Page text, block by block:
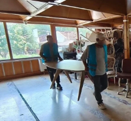
Gezi
Genel
Çevre
Yerel